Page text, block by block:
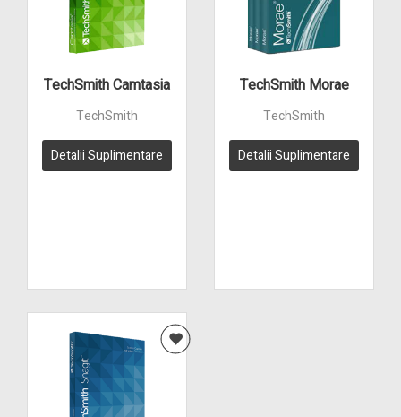
TechSmith Camtasia
TechSmith
Detalii Suplimentare
TechSmith Morae
TechSmith
Detalii Suplimentare